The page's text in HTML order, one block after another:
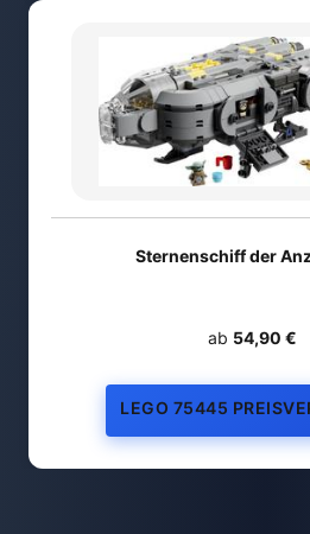
Sternenschiff der
ab 54,90 €
LEGO 75445